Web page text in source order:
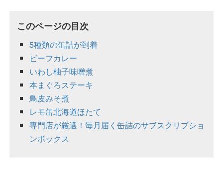
このページの目次
5種類の缶詰が到着
ビーフカレー
いわし柚子味噌煮
本まぐろステーキ
鳥皮みそ煮
レモ缶北海道ほたて
専門店が厳選！毎月届く缶詰のサブスクリプショ
ンボックス